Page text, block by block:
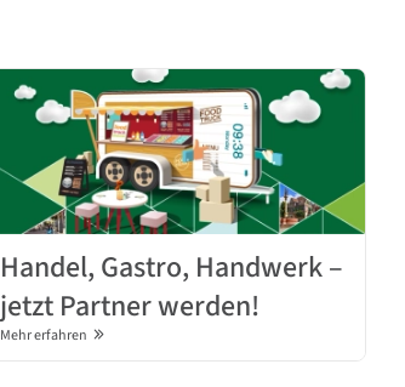
Handel, Gastro, Handwerk –
jetzt Partner werden!
Mehr erfahren